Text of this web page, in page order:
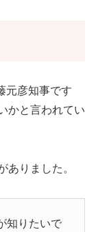
元彦知事です
かと言われてい
ありました。
知りたいで